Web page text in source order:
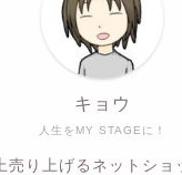
人生をMY STAGEに！
キョウ
売り上げるネットショ